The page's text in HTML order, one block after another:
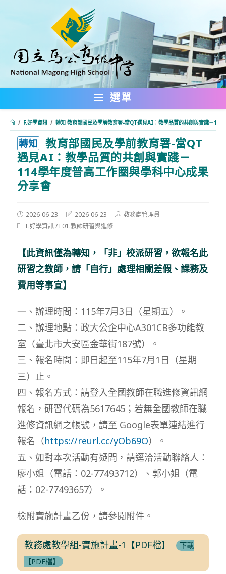
內
選單
/ F.好學資訊 / 轉知 教育部國民及學前教育署-當QT遇見AI：教學品質的共創與實踐－114
轉知
教育部國民及學前教育署-當QT
遇見AI：教學品質的共創與實踐－
114學年度普高工作圈與學科中心成果
分享會
Post
published:
2026-06-23
Post
last
modified:
2026-06-23
Post教務處管理員
PostF.好學資訊/ F01.教師研習與進修
【此資訊僅為轉知，「非」校派研習，欲報名此
研習之教師，請「自行」處理相關差假、課務及
費用等事宜】
一、辦理時間：115年7月3日（星期五）。
二、辦理地點：政大公企中心A301CB多功能教
室（臺北市大安區金華街187號）。
三、報名時間：即日起至115年7月1日（星期
三）止。
四、報名方式：請登入全國教師在職進修資訊網
報名，研習代碼為5617645；若無全國教師在職
進修資訊網之帳號，請至 Google表單連結進行
報名（https://reurl.cc/yOb69O）。
五、如對本次活動有疑問，請逕洽活動聯絡人：
廖小姐（電話：02-77493712）、郭小姐（電
話：02-77493657）。
檢附實施計畫乙份，請參閱附件。
教務處教學組-實施計畫-1【PDF檔】
下載
【PDF檔】